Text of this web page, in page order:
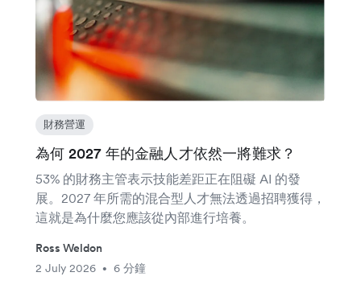
財務營運
為何 2027 年的金融人才依然一將難求？
53% 的財務主管表示技能差距正在阻礙 AI 的發
展。2027 年所需的混合型人才無法透過招聘獲得，
這就是為什麼您應該從內部進行培養。
Ross Weldon
2 July 2026
• 6 分鐘